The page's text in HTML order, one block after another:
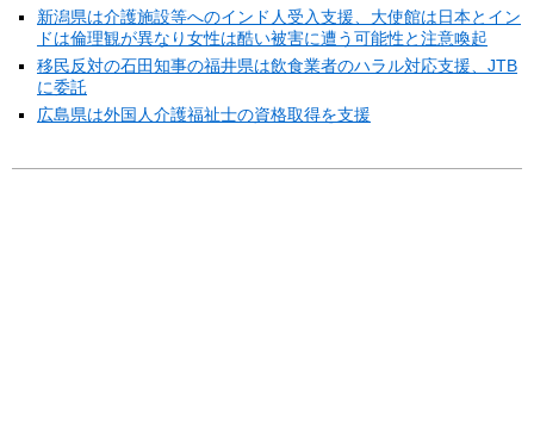
新潟県は介護施設等へのインド人受入支援、大使館は日本とイン
ドは倫理観が異なり女性は酷い被害に遭う可能性と注意喚起
移民反対の石田知事の福井県は飲食業者のハラル対応支援、JTB
に委託
広島県は外国人介護福祉士の資格取得を支援